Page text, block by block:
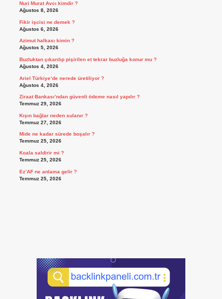
Nuri Murat Avcı kimdir ?
Ağustos 8, 2026
Fikir işcisi ne demek ?
Ağustos 6, 2026
Azimut halkası kimin ?
Ağustos 5, 2026
Buzluktan çıkarılıp pişirilen et tekrar buzluğa konur mu ?
Ağustos 4, 2026
Ariel Türkiye’de nerede üretiliyor ?
Ağustos 4, 2026
Ziraat Bankası’ndan güvenli ödeme nasıl yapılır ?
Temmuz 29, 2026
Kışın bağlar neden sulanır ?
Temmuz 27, 2026
Mide ne kadar sürede boşalır ?
Temmuz 25, 2026
Koala saldirir mi ?
Temmuz 25, 2026
Ez’AF ne anlama gelir ?
Temmuz 25, 2026